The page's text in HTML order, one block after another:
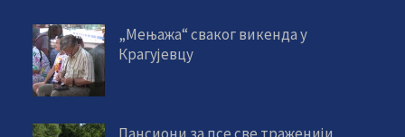
„Мењажа“ сваког викенда у
Крагујевцу